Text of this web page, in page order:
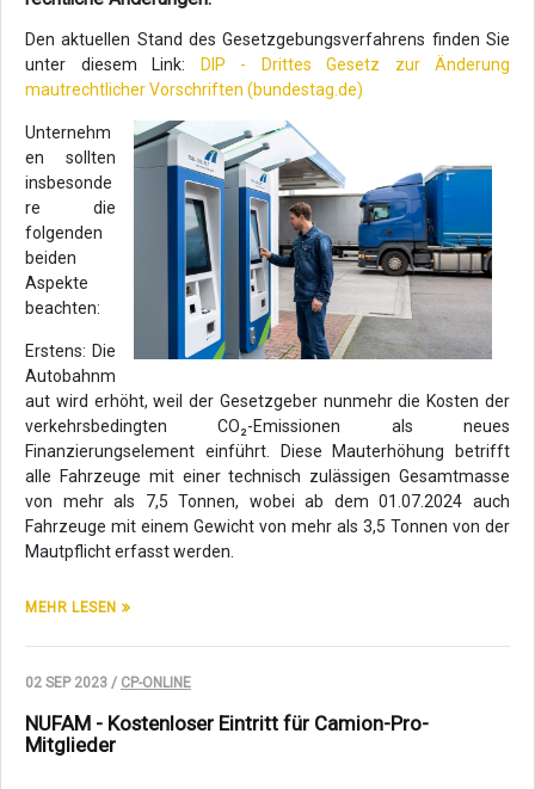
Den aktuellen Stand des Gesetzgebungsverfahrens finden Sie
unter diesem Link:
DIP - Drittes Gesetz zur Änderung
mautrechtlicher Vorschriften (bundestag.de)
Unternehm
en sollten
insbesonde
re die
folgenden
beiden
Aspekte
beachten:
Erstens: Die
Autobahnm
aut wird erhöht, weil der Gesetzgeber nunmehr die Kosten der
verkehrsbedingten CO₂-Emissionen als neues
Finanzierungselement einführt. Diese Mauterhöhung betrifft
alle Fahrzeuge mit einer technisch zulässigen Gesamtmasse
von mehr als 7,5 Tonnen, wobei ab dem 01.07.2024 auch
Fahrzeuge mit einem Gewicht von mehr als 3,5 Tonnen von der
Mautpflicht erfasst werden.
MEHR LESEN
02 SEP 2023 / CP-ONLINE
NUFAM - Kostenloser Eintritt für Camion-Pro-
Mitglieder